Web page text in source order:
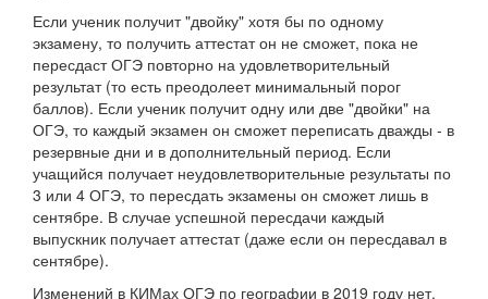
Если ученик получит "двойку" хотя бы по одному
экзамену, то получить аттестат он не сможет, пока не
пересдаст ОГЭ повторно на удовлетворительный
результат (то есть преодолеет минимальный порог
баллов). Если ученик получит одну или две "двойки" на
ОГЭ, то каждый экзамен он сможет переписать дважды - в
резервные дни и в дополнительный период. Если
учащийся получает неудовлетворительные результаты по
3 или 4 ОГЭ, то пересдать экзамены он сможет лишь в
сентябре. В случае успешной пересдачи каждый
выпускник получает аттестат (даже если он пересдавал в
сентябре).
Изменений в КИМах ОГЭ по географии в 2019 году нет.